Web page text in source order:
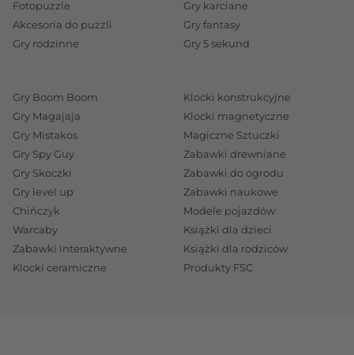
Fotopuzzle
Akcesoria do puzzli
Gry rodzinne
Gry karciane
Gry fantasy
Gry 5 sekund
Gry Boom Boom
Gry Magajaja
Gry Mistakos
Gry Spy Guy
Gry Skoczki
Gry level up
Chińczyk
Warcaby
Zabawki interaktywne
Klocki ceramiczne
Klocki konstrukcyjne
Klocki magnetyczne
Magiczne Sztuczki
Zabawki drewniane
Zabawki do ogrodu
Zabawki naukowe
Modele pojazdów
Książki dla dzieci
Książki dla rodziców
Produkty FSC